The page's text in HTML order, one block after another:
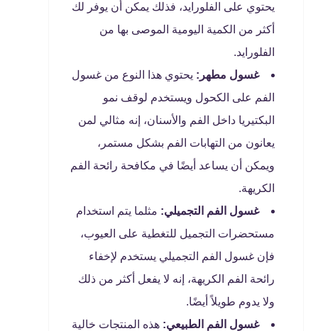
يحتوي على الفلورايد، فذلك يمكن أن يوفر لك
أكثر من الكمية اليومية الموصى بها من
الفلورايد.
غسول مطهر: يحتوي هذا النوع من غسول
الفم على الكحول ويستخدم لوقف نمو
البكتيريا داخل الفم والأسنان، إنه مثالي لمن
يعانون من التهابات الفم بشكل مستمر،
ويمكن أن يساعد أيضًا في مكافحة رائحة الفم
الكريهة.
غسول الفم التجميلي: مثلما يتم استخدام
مستحضرات التجميل للتغطية على العيوب،
فإن غسول الفم التجميلي يستخدم لإخفاء
رائحة الفم الكريهة، إنه لا يفعل أكثر من ذلك
ولا يدوم طويلاً أيضًا.
غسول الفم الطبيعي: هذه المنتجات خالية